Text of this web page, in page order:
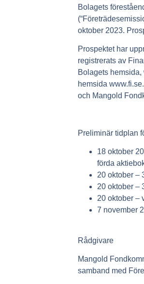
Bolagets
oktober 2023.
Prospektet har
registrerats av
Bolagets
hemsida
och Mangold
Preliminär tidplan
18 oktober
förda
20 oktober –
20 oktober –
20 oktober –
7 november
Rådgivare
Mangold
samband med